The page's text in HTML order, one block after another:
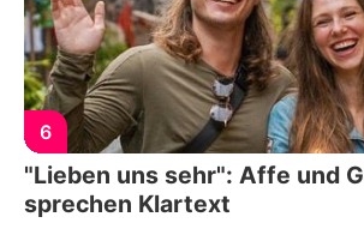
6
"Lieben uns sehr": Affe und
sprechen Klartext